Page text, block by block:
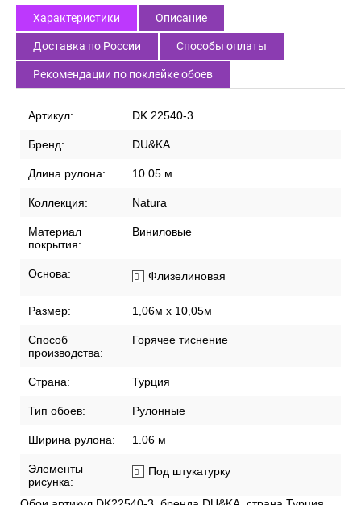
Характеристики Описание
Доставка по России Способы оплаты
Рекомендации по поклейке обоев
Артикул: DK.22540-3
Бренд: DU&KA
Длина рулона: 10.05 м
Коллекция: Natura
Материал
покрытия:
Виниловые
Основа: Флизелиновая
Размер: 1,06м х 10,05м
Способ
производства:
Горячее тиснение
Страна: Турция
Тип обоев: Рулонные
Ширина рулона: 1.06 м
Элементы
рисунка:
Под штукатурку